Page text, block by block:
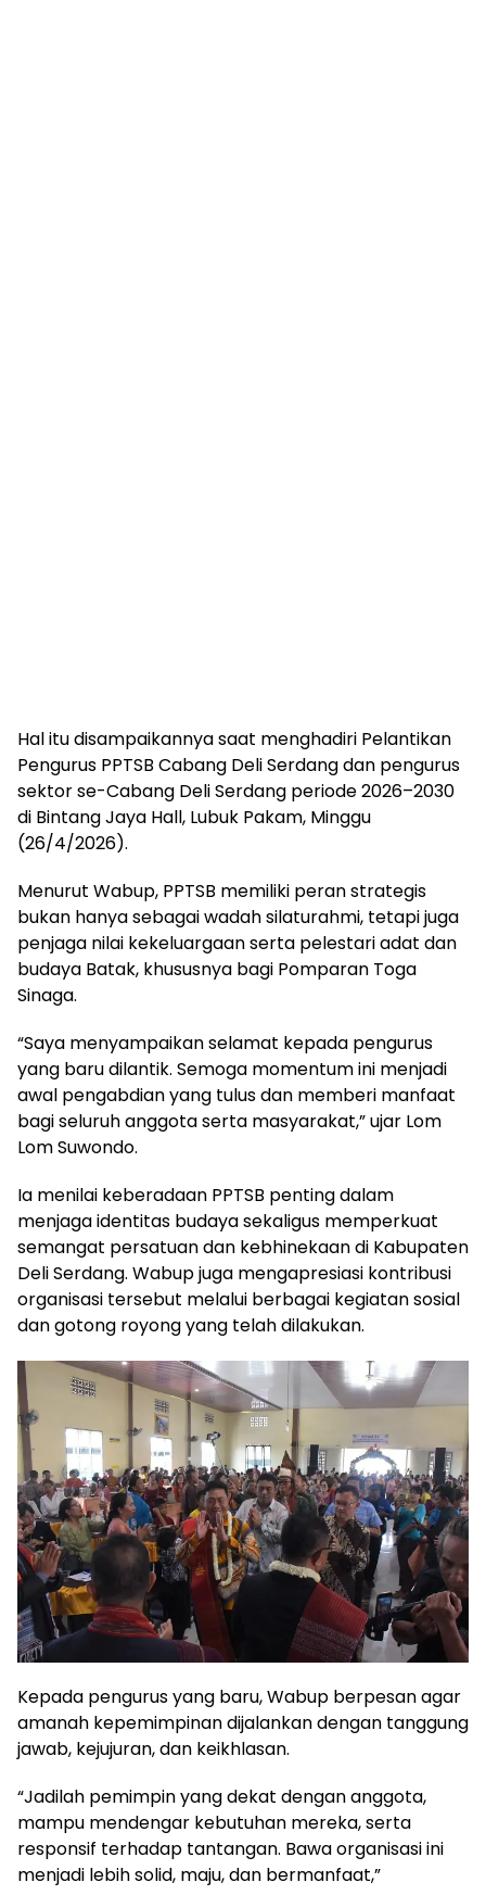
Hal itu disampaikannya saat menghadiri Pelantikan
Pengurus PPTSB Cabang Deli Serdang dan pengurus
sektor se-Cabang Deli Serdang periode 2026–2030
di Bintang Jaya Hall, Lubuk Pakam, Minggu
(26/4/2026).
Menurut Wabup, PPTSB memiliki peran strategis
bukan hanya sebagai wadah silaturahmi, tetapi juga
penjaga nilai kekeluargaan serta pelestari adat dan
budaya Batak, khususnya bagi Pomparan Toga
Sinaga.
“Saya menyampaikan selamat kepada pengurus
yang baru dilantik. Semoga momentum ini menjadi
awal pengabdian yang tulus dan memberi manfaat
bagi seluruh anggota serta masyarakat,” ujar Lom
Lom Suwondo.
Ia menilai keberadaan PPTSB penting dalam
menjaga identitas budaya sekaligus memperkuat
semangat persatuan dan kebhinekaan di Kabupaten
Deli Serdang. Wabup juga mengapresiasi kontribusi
organisasi tersebut melalui berbagai kegiatan sosial
dan gotong royong yang telah dilakukan.
Kepada pengurus yang baru, Wabup berpesan agar
amanah kepemimpinan dijalankan dengan tanggung
jawab, kejujuran, dan keikhlasan.
“Jadilah pemimpin yang dekat dengan anggota,
mampu mendengar kebutuhan mereka, serta
responsif terhadap tantangan. Bawa organisasi ini
menjadi lebih solid, maju, dan bermanfaat,”